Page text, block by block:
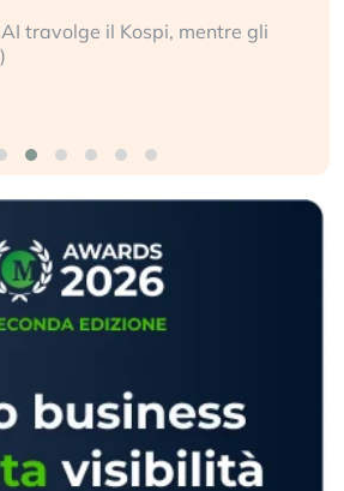
travolge il Kospi, mentre gli